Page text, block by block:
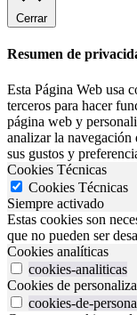
Cerrar
Resumen de
Esta Página Web usa
terceros para hacer
página web y
analizar la navegación
sus gustos y
Cookies Técnicas
Cookies Técnicas
Siempre activado
Estas cookies son
que no pueden ser
Cookies analíticas
cookies-analiticas
Cookies de
cookies-de-